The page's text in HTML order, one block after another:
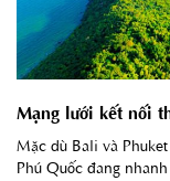
Mạng lưới kết nối
Mặc dù Bali và
Phú Quốc đang